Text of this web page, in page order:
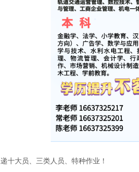
十大员、三类人员、特种作业！